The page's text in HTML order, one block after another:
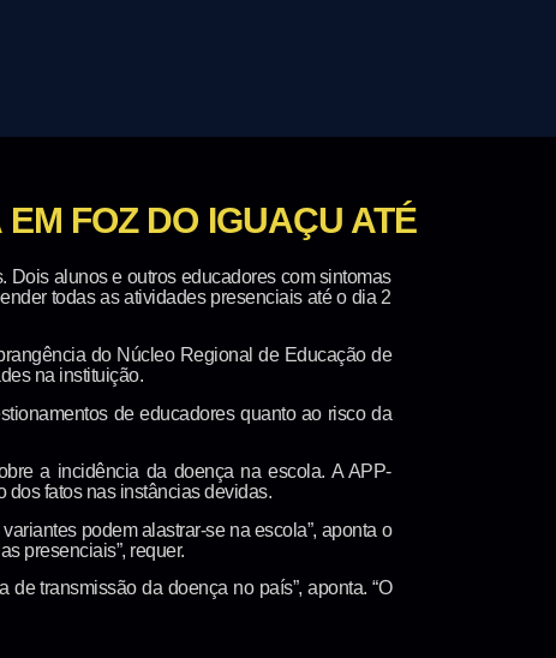
FOZ DO IGUAÇU ATÉ
Dois alunos e outros educadores com sintomas
todas as atividades presenciais até o dia 2
do Núcleo Regional de Educação de
na instituição.
de educadores quanto ao risco da
a incidência da doença na escola. A APP-
dos fatos nas instâncias devidas.
podem alastrar-se na escola”, aponta o
presenciais”, requer.
transmissão da doença no país”, aponta. “O